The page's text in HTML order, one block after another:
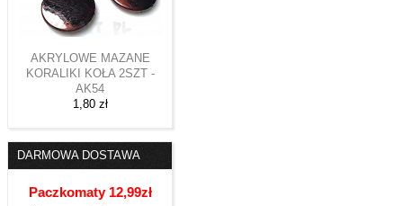
AKRYLOWE MAZANE
KORALIKI KOŁA 2SZT -
AK54
1,80 zł
DARMOWA DOSTAWA
Paczkomaty 12,99zł